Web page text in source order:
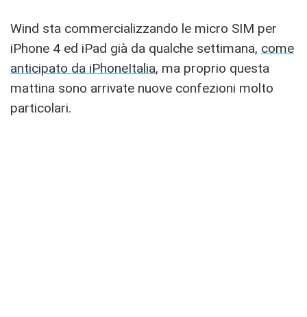
Wind sta commercializzando le micro SIM per
iPhone 4 ed iPad già da qualche settimana, come
anticipato da iPhoneItalia, ma proprio questa
mattina sono arrivate nuove confezioni molto
particolari.